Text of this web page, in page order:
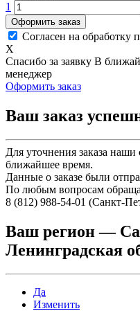
1
Оформить заказ
Согласен на обработку
X
Спасибо за заявку В
менеджер
Оформить заказ
Ваш заказ
Для уточнения заказа
ближайшее время.
Данные о заказе были
По любым вопросам
8 (812) 988-54-01 (Санкт-
Ваш регион —
Ленинградская
Да
Изменить